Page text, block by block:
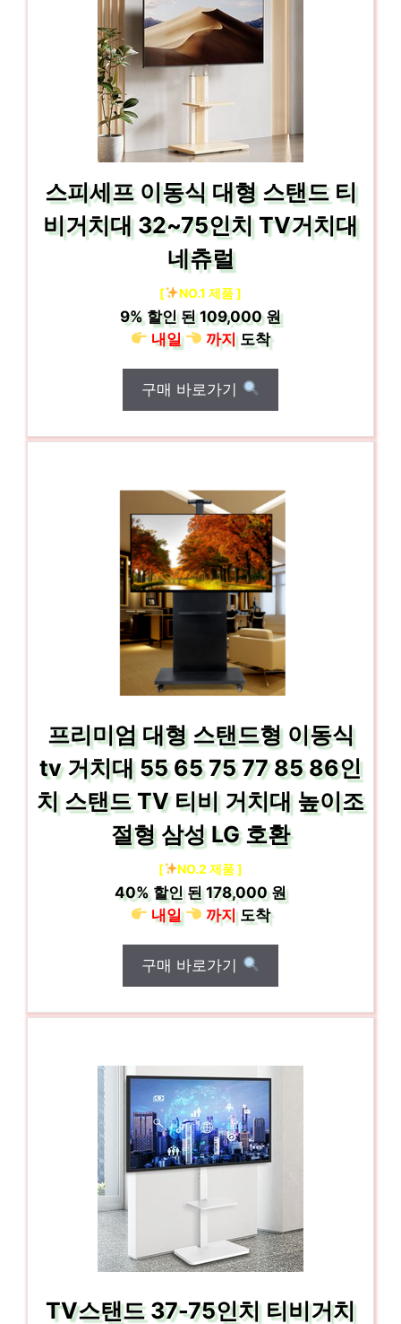
스피세프 이동식 대형 스탠드 티
비거치대 32~75인치 TV거치대
네츄럴
[ NO.1 제품 ]
9% 할인 된109,000 원
내일
까지도착
구매 바로가기
프리미엄 대형 스탠드형 이동식
tv 거치대 55 65 75 77 85 86인
치 스탠드 TV 티비 거치대 높이조
절형 삼성 LG 호환
[ NO.2 제품 ]
40% 할인 된178,000 원
내일
까지도착
구매 바로가기
TV스탠드 37-75인치 티비거치